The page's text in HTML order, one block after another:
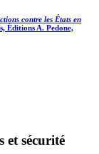
contre les États en
Éditions A. Pedone,
et sécurité